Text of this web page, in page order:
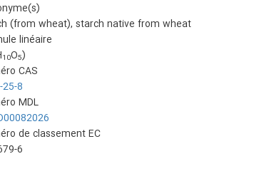
(from wheat), starch native from wheat
linéaire:
(C
10O5
CAS:
8
MDL:
de classement EC:
6